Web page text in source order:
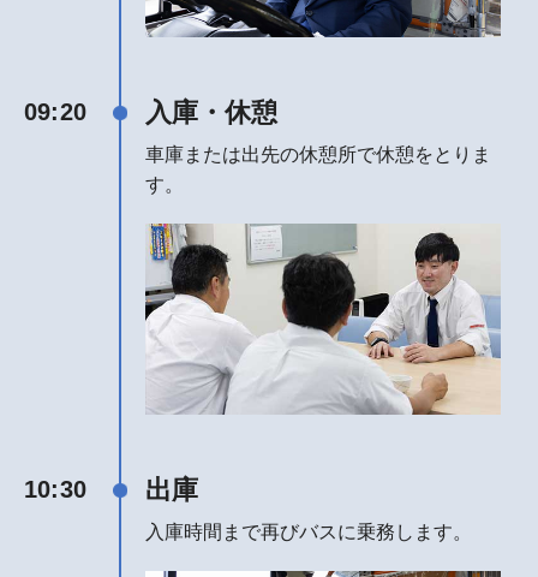
09:20 入庫・休憩
車庫または出先の休憩所で休憩をとりま
す。
10:30 出庫
入庫時間まで再びバスに乗務します。